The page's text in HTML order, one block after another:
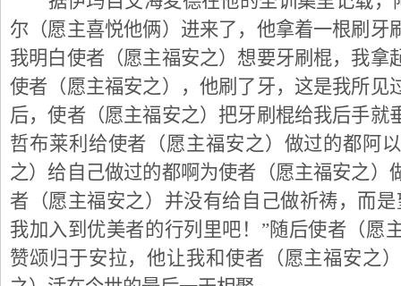
尔（愿主喜悦他俩）进来了，他拿着一根刷牙
我明白使者（愿主福安之）想要牙刷棍，我拿
使者（愿主福安之），他刷了牙，这是我所见
后，使者（愿主福安之）把牙刷棍给我后手就
哲布莱利给使者（愿主福安之）做过的都阿
之）给自己做过的都啊为使者（愿主福安之）
者（愿主福安之）并没有给自己做祈祷，而
我加入到优美者的行列里吧！”随后使者（愿
赞颂归于安拉，他让我和使者（愿主福安之